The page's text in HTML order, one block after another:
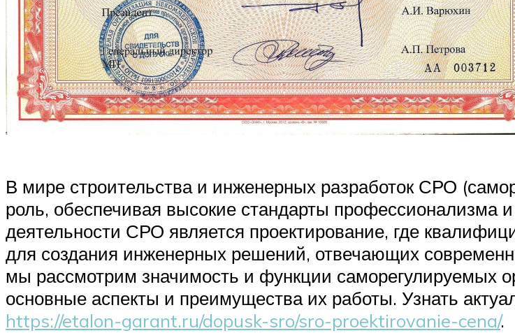
В мире строительства и инженерных разработок СРО
роль, обеспечивая высокие стандарты профессионализма
деятельности СРО является проектирование, где
для создания инженерных решений, отвечающих
мы рассмотрим значимость и функции саморегулируемых
основные аспекты и преимущества их работы. Узнать
https://etalon-garant.ru/dopusk-sro/sro-proektirovanie-cena/.